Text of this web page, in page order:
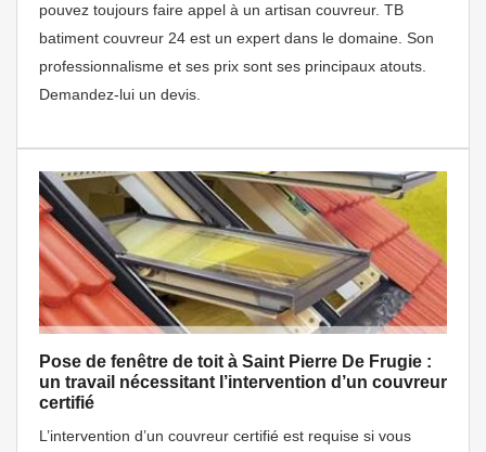
pouvez toujours faire appel à un artisan couvreur. TB
batiment couvreur 24 est un expert dans le domaine. Son
professionnalisme et ses prix sont ses principaux atouts.
Demandez-lui un devis.
Pose de fenêtre de toit à Saint Pierre De Frugie :
un travail nécessitant l’intervention d’un couvreur
certifié
L’intervention d’un couvreur certifié est requise si vous